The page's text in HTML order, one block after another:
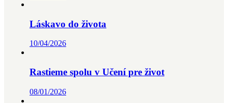
Láskavo do života
10/04/2026
Rastieme spolu v Učení pre život
08/01/2026